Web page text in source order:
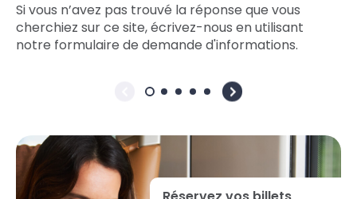
Si vous n’avez pas trouvé la réponse que vous
cherchiez sur ce site, écrivez-nous en utilisant
notre formulaire de demande d'informations.